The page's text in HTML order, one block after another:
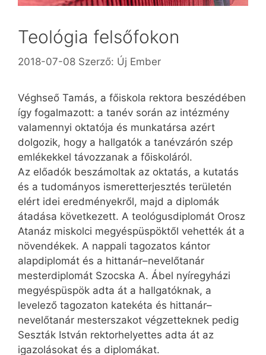
Teológia felsőfokon
2018-07-08 Szerző: Új Ember
Véghseő Tamás, a főiskola rektora beszédében
így fogalmazott: a tanév során az intézmény
valamennyi oktatója és munkatársa azért
dolgozik, hogy a hallgatók a tanévzárón szép
emlékekkel távozzanak a főiskoláról.
Az előadók beszámoltak az oktatás, a kutatás
és a tudományos ismeretterjesztés területén
elért idei eredményekről, majd a diplomák
átadása következett. A teológusdiplomát Orosz
Atanáz miskolci megyéspüspöktől vehették át a
növendékek. A nappali tagozatos kántor
alapdiplomát és a hittanár–nevelőtanár
mesterdiplomát Szocska A. Ábel nyíregyházi
megyéspüspök adta át a hallgatóknak, a
levelező tagozaton katekéta és hittanár–
nevelőtanár mesterszakot végzetteknek pedig
Seszták István rektorhelyettes adta át az
igazolásokat és a diplomákat.